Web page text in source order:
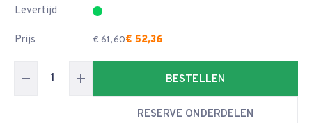
Levertijd
Prijs € 61,60€ 52,36
BESTELLEN
RESERVE ONDERDELEN